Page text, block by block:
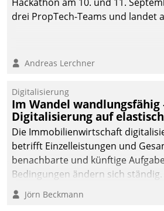
drei PropTech-Teams und landet
Andreas Lerchner
Digitalisierung
Im Wandel wandlungsfähig
Digitalisierung auf
Die Immobilienwirtschaft
betrifft Einzelleistungen und
benachbarte und künftige
Bedingungen ändern sich
technisch die Kontrolle wahren
fürs Wachsen öffnen?
Jörn Beckmann